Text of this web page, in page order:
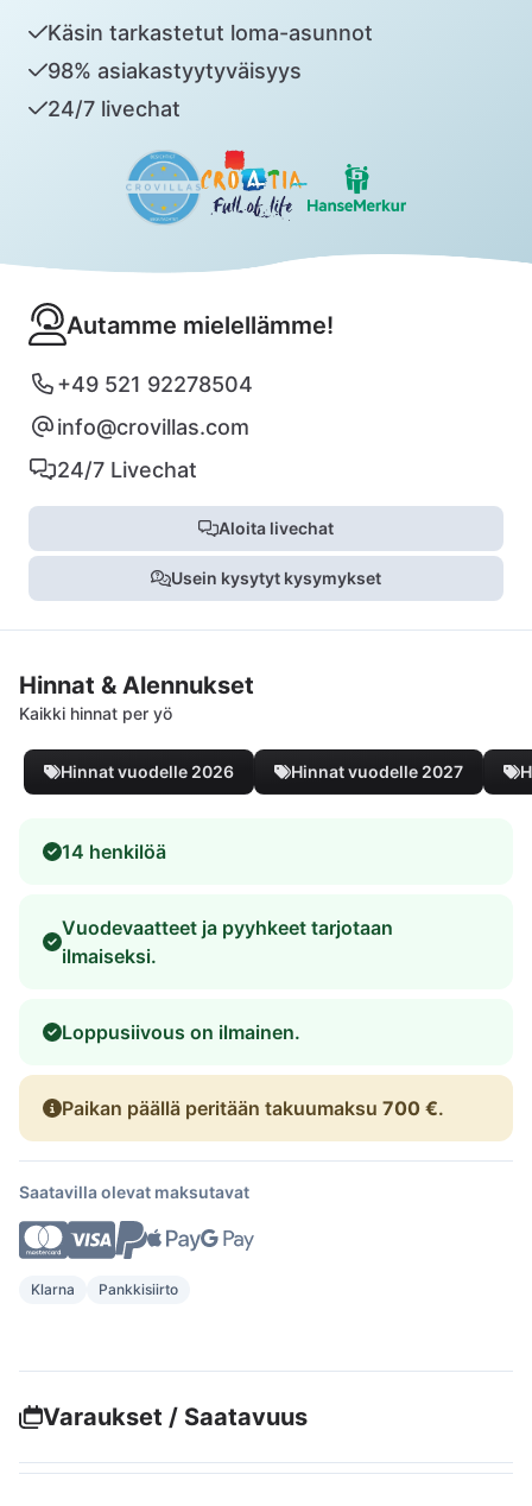
Käsin tarkastetut loma-asunnot
98% asiakastyytyväisyys
24/7 livechat
Autamme mielellämme!
+49 521 92278504
info@crovillas.com
24/7 Livechat
Aloita livechat
Usein kysytyt kysymykset
Hinnat & Alennukset
Kaikki hinnat per yö
Hinnat vuodelle 2026 Hinnat vuodelle 2027
14 henkilöä
Vuodevaatteet ja pyyhkeet tarjotaan
ilmaiseksi.
Loppusiivous on ilmainen.
Paikan päällä peritään takuumaksu 700 €.
Saatavilla olevat maksutavat
Klarna Pankkisiirto
Varaukset / Saatavuus